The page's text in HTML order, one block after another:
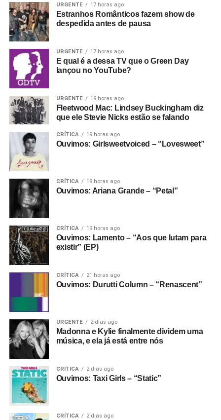
URGENTE 17 horas ago
Estranhos Românticos fazem show de
despedida antes de pausa
URGENTE 17 horas ago
E qual é a dessa TV que o Green Day
lançou no YouTube?
URGENTE 19 horas ago
Fleetwood Mac: Lindsey Buckingham diz
que ele Stevie Nicks estão se falando
CRÍTICA 19 horas ago
Ouvimos: Girlsweetvoiced – “Lovesweet”
CRÍTICA 19 horas ago
Ouvimos: Ariana Grande – “Petal”
CRÍTICA 19 horas ago
Ouvimos: Lamento – “Aos que lutam para
existir” (EP)
CRÍTICA 21 horas ago
Ouvimos: Durutti Column – “Renascent”
URGENTE 2 dias ago
Madonna e Kylie finalmente dividem uma
música, e ela já está entre nós
CRÍTICA 2 dias ago
Ouvimos: Taxi Girls – “Static”
CRÍTICA 2 dias ago